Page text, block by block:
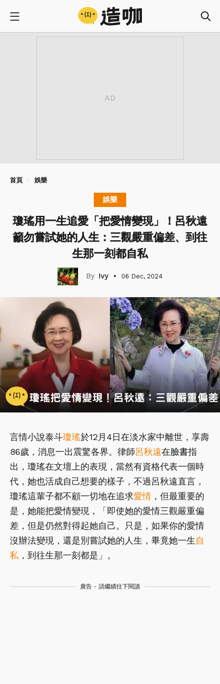
首頁 娛樂
娛樂
瓊瑤用一生追愛「把愛情變現」！呂秋遠
籲勿嘗試她的人生：三觀嚴重偏差、到往
生那一刻都自私
Ivy 06 Dec, 2024
言情小說泰斗瓊瑤於12月4日在淡水家中離世，享壽
86歲，消息一出震驚各界。律師呂秋遠在臉書指
出，瓊瑤在文壇上的表現，當然有資格代表一個時
代，她也活成自己想要的樣子，不過呂秋遠直言，
瓊瑤這輩子都不顧一切地在追求愛情 ，但最重要的
是，她能把愛情變現，「即使她的愛情三觀嚴重偏
差，但是仍然對得起她自己。只是，如果你的愛情
沒辦法變現，還是別嘗試她的人生，畢竟她一生自
私 ，到往生那一刻都是」。
廣告 - 請繼續往下閱讀